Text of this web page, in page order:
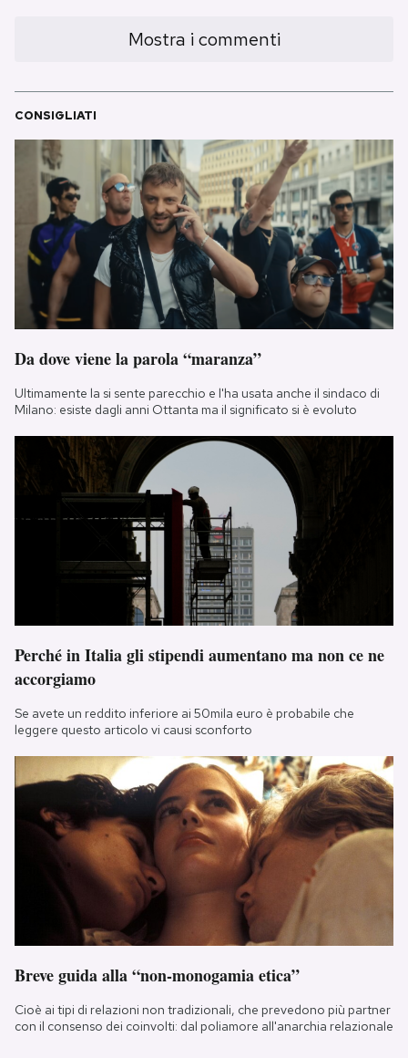
Mostra i commenti
CONSIGLIATI
Da dove viene la parola “maranza”
Ultimamente la si sente parecchio e l'ha usata anche il sindaco di
Milano: esiste dagli anni Ottanta ma il significato si è evoluto
Perché in Italia gli stipendi aumentano ma non ce ne
accorgiamo
Se avete un reddito inferiore ai 50mila euro è probabile che
leggere questo articolo vi causi sconforto
Breve guida alla “non-monogamia etica”
Cioè ai tipi di relazioni non tradizionali, che prevedono più partner
con il consenso dei coinvolti: dal poliamore all'anarchia relazionale